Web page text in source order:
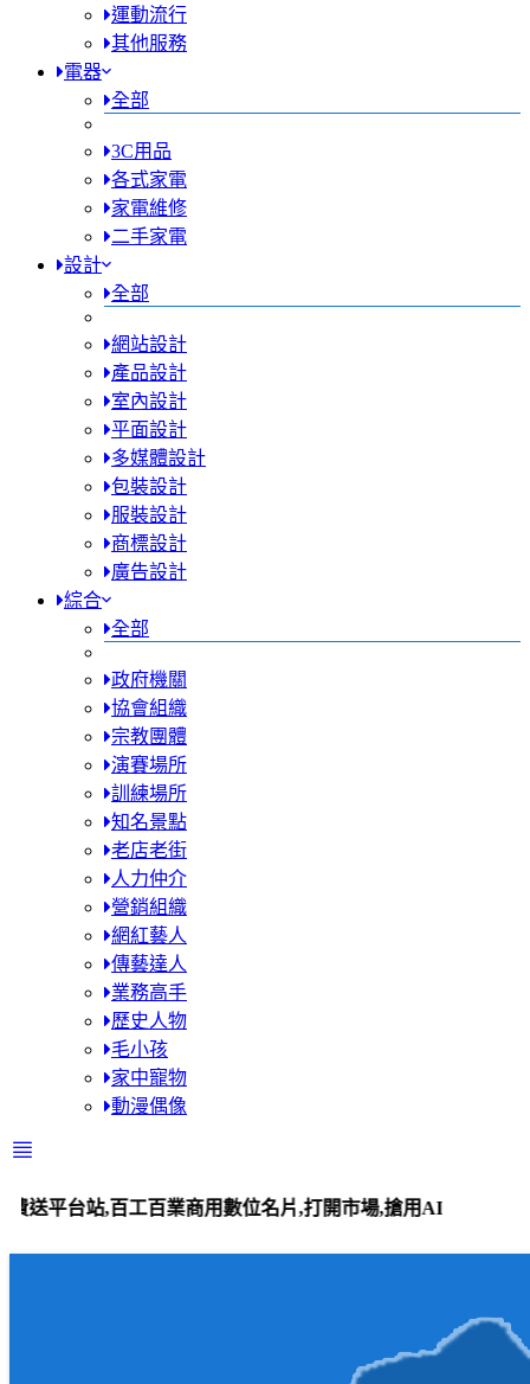
運動流行
其他服務
電器
全部
3C用品
各式家電
家電維修
二手家電
設計
全部
網站設計
產品設計
室內設計
平面設計
多媒體設計
包裝設計
服裝設計
商標設計
廣告設計
綜合
全部
政府機關
協會組織
宗教團體
演賽場所
訓練場所
知名景點
老店老街
人力仲介
營銷組織
網紅藝人
傳藝達人
業務高手
歷史人物
毛小孩
家中寵物
動漫偶像
業商用數位名片,打開市場,搶用AI